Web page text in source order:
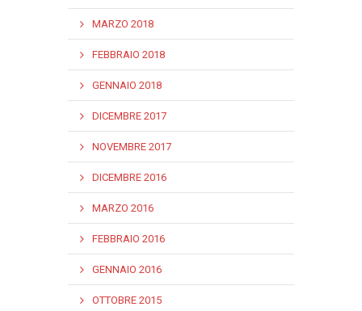
MARZO 2018
FEBBRAIO 2018
GENNAIO 2018
DICEMBRE 2017
NOVEMBRE 2017
DICEMBRE 2016
MARZO 2016
FEBBRAIO 2016
GENNAIO 2016
OTTOBRE 2015